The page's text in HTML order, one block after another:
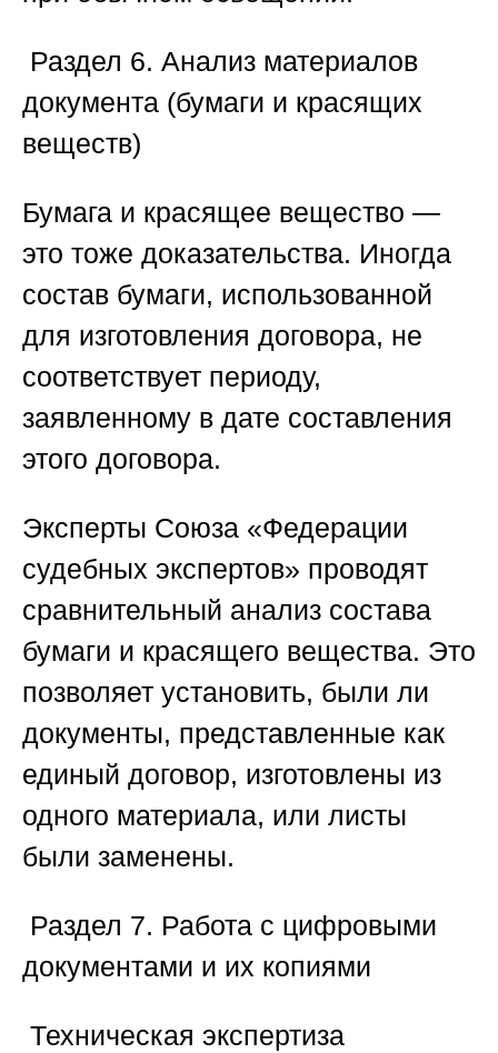
Раздел 6. Анализ материалов
документа (бумаги и красящих
веществ)
Бумага и красящее вещество —
это тоже доказательства. Иногда
состав бумаги, использованной
для изготовления договора, не
соответствует периоду,
заявленному в дате составления
этого договора.
Эксперты Союза «Федерации
судебных экспертов» проводят
сравнительный анализ состава
бумаги и красящего вещества. Это
позволяет установить, были ли
документы, представленные как
единый договор, изготовлены из
одного материала, или листы
были заменены.
Раздел 7. Работа с цифровыми
документами и их копиями
️ Техническая экспертиза